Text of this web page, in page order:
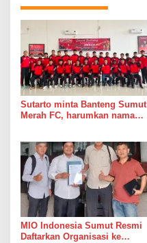
Sutarto minta Banteng Sumut
Merah FC, harumkan nama
MIO Indonesia Sumut Resmi
Daftarkan Organisasi ke